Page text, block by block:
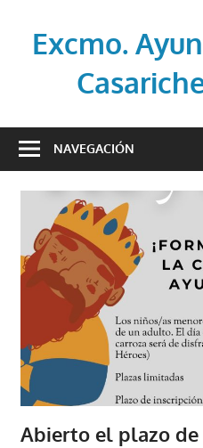
contenidoExcmo.
oficial
Ayuntamiento
Casariche
(Sevilla)
NAVEGACIÓN
Abierto el plazo